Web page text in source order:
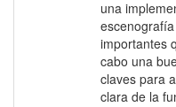
una
importantes
cabo una
claves para
clara de la